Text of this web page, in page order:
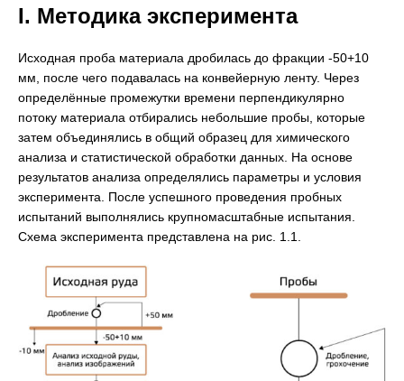
I. Методика эксперимента
Исходная проба материала дробилась до фракции -50+10
мм, после чего подавалась на конвейерную ленту. Через
определённые промежутки времени перпендикулярно
потоку материала отбирались небольшие пробы, которые
затем объединялись в общий образец для химического
анализа и статистической обработки данных. На основе
результатов анализа определялись параметры и условия
эксперимента. После успешного проведения пробных
испытаний выполнялись крупномасштабные испытания.
Схема эксперимента представлена на рис. 1.1.